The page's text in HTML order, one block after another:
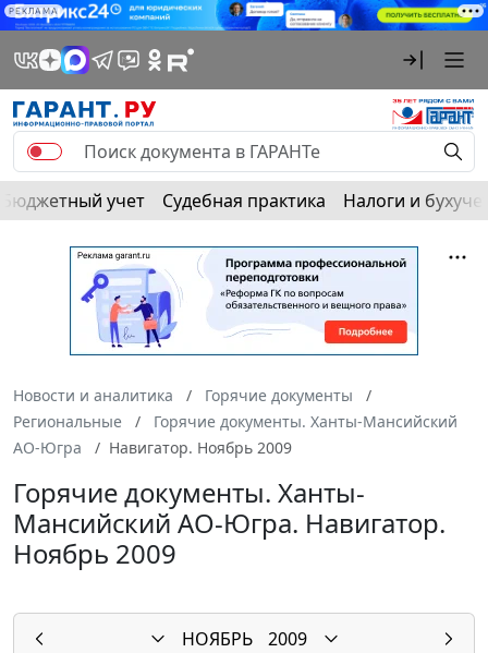
РЕКЛАМА
Бюджетный учет Судебная практика Налоги и
Новости и аналитика
Горячие документы
Региональные
Горячие документы. Ханты-Мансийский
АО-Югра
Навигатор. Ноябрь 2009
Горячие документы. Ханты-
Мансийский АО-Югра. Навигатор.
Ноябрь 2009
НОЯБРЬ
2009